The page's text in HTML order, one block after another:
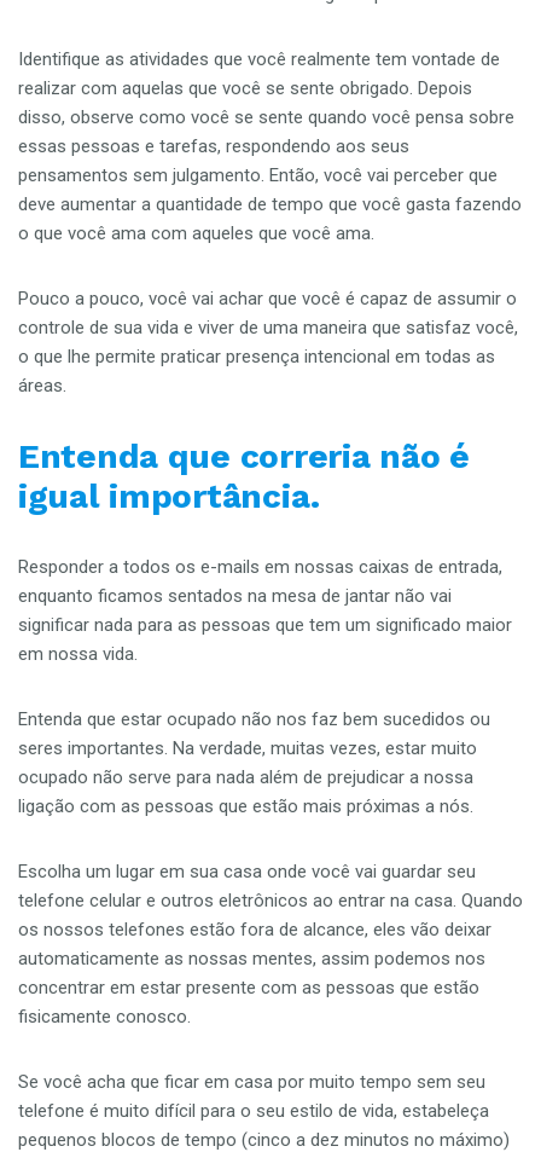
Identifique as atividades que você realmente tem vontade de
realizar com aquelas que você se sente obrigado. Depois
disso, observe como você se sente quando você pensa sobre
essas pessoas e tarefas, respondendo aos seus
pensamentos sem julgamento. Então, você vai perceber que
deve aumentar a quantidade de tempo que você gasta fazendo
o que você ama com aqueles que você ama.
Pouco a pouco, você vai achar que você é capaz de assumir o
controle de sua vida e viver de uma maneira que satisfaz você,
o que lhe permite praticar presença intencional em todas as
áreas.
Entenda que correria não é
igual importância.
Responder a todos os e-mails em nossas caixas de entrada,
enquanto ficamos sentados na mesa de jantar não vai
significar nada para as pessoas que tem um significado maior
em nossa vida.
Entenda que estar ocupado não nos faz bem sucedidos ou
seres importantes. Na verdade, muitas vezes, estar muito
ocupado não serve para nada além de prejudicar a nossa
ligação com as pessoas que estão mais próximas a nós.
Escolha um lugar em sua casa onde você vai guardar seu
telefone celular e outros eletrônicos ao entrar na casa. Quando
os nossos telefones estão fora de alcance, eles vão deixar
automaticamente as nossas mentes, assim podemos nos
concentrar em estar presente com as pessoas que estão
fisicamente conosco.
Se você acha que ficar em casa por muito tempo sem seu
telefone é muito difícil para o seu estilo de vida, estabeleça
pequenos blocos de tempo (cinco a dez minutos no máximo)